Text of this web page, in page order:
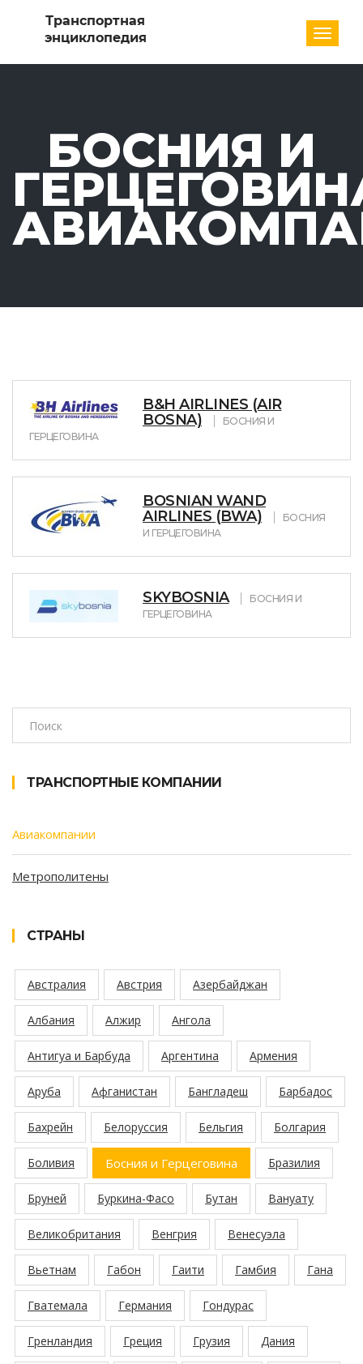
БОСНИЯ И
B&H AIRLINES (AIR
BOSNA)
БОСНИЯ И
ГЕРЦЕГОВИНА
BOSNIAN WAND
AIRLINES (BWA)
БОСНИЯ
И ГЕРЦЕГОВИНА
SKYBOSNIA
БОСНИЯ И
ГЕРЦЕГОВИНА
ТРАНСПОРТНЫЕ КОМПАНИИ
Авиакомпании
Метрополитены
СТРАНЫ
Австралия Австрия Азербайджан
Албания Алжир Ангола
Антигуа и Барбуда Аргентина Армения
Аруба Афганистан Бангладеш Барбадос
Бахрейн Белоруссия Бельгия Болгария
Боливия Босния и Герцеговина Бразилия
Бруней Буркина-Фасо Бутан Вануату
Великобритания Венгрия Венесуэла
Вьетнам Габон Гаити Гамбия Гана
Гватемала Германия Гондурас
Гренландия Греция Грузия Дания